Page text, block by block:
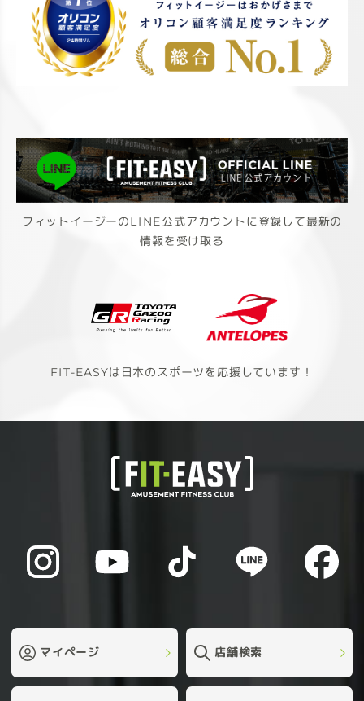
フィットイージーのLINE公式アカウントに登録して最新の
情報を受け取る
FIT-EASYは日本のスポーツを応援しています！
マイページ 店舗検索